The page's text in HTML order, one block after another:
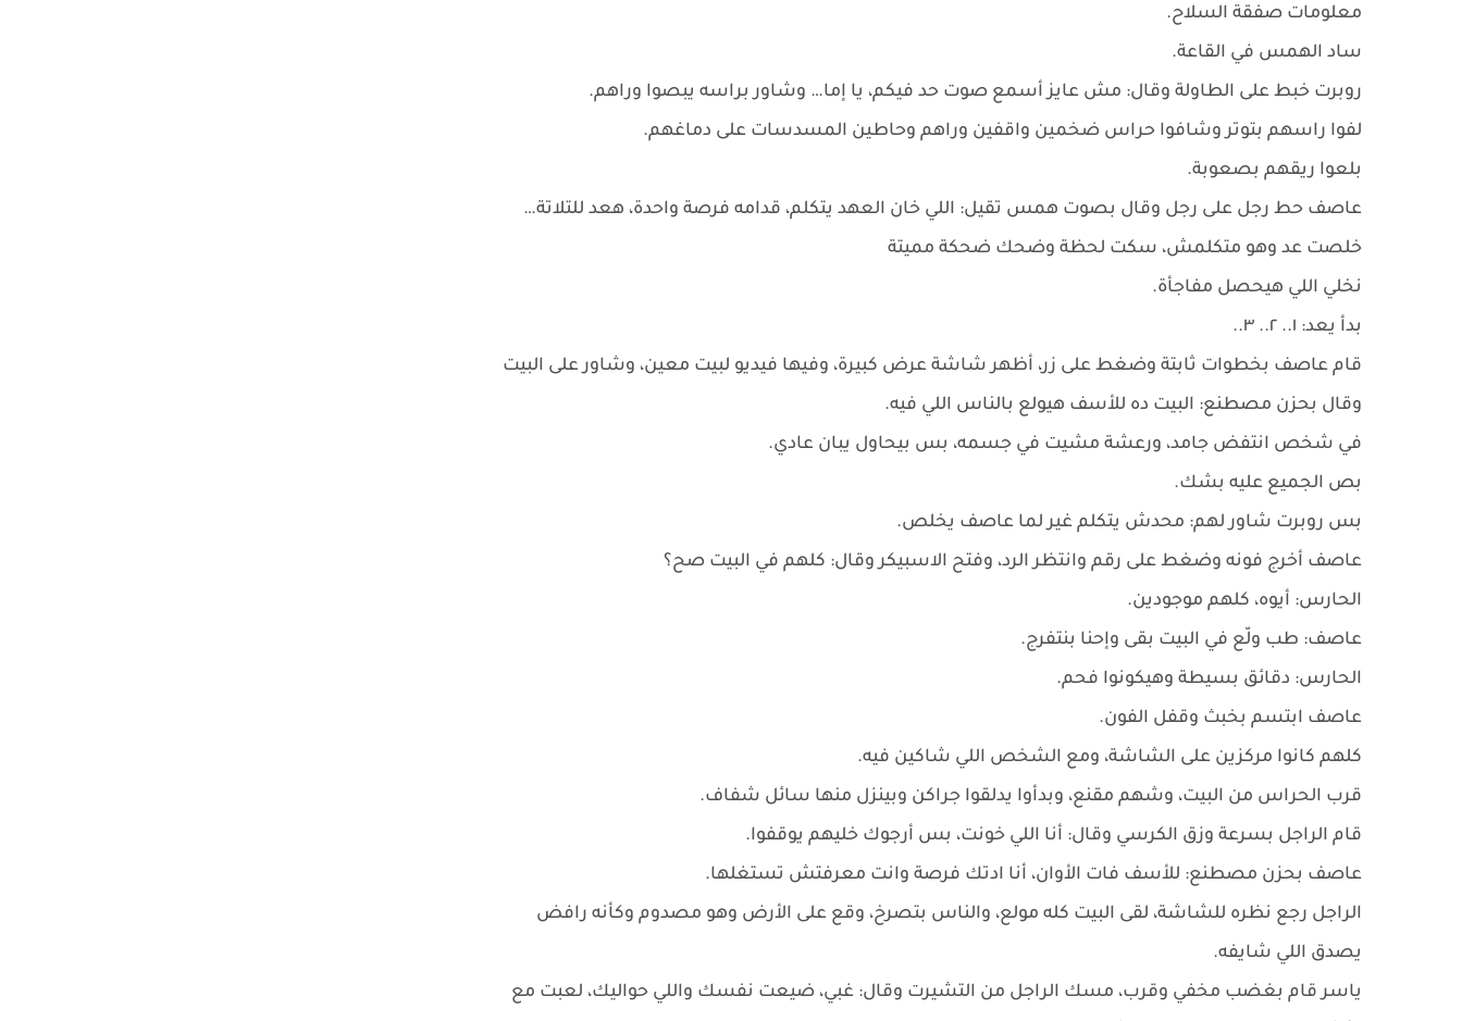
معلومات صفقة السلاح.
ساد الهمس في القاعة.
روبرت خبط على الطاولة وقال: مش عايز أسمع صوت حد فيكم، يا إما… وشاور براسه يبصوا وراهم.
لفوا راسهم بتوتر وشافوا حراس ضخمين واقفين وراهم وحاطين المسدسات على دماغهم.
بلعوا ريقهم بصعوبة.
عاصف حط رجل على رجل وقال بصوت همس تقيل: اللي خان العهد يتكلم، قدامه فرصة واحدة، هعد للتلاتة…
خلصت عد وهو متكلمش، سكت لحظة وضحك ضحكة مميتة
نخلي اللي هيحصل مفاجأة.
بدأ يعد: ١.. ٢.. ٣..
قام عاصف بخطوات ثابتة وضغط على زر، أظهر شاشة عرض كبيرة، وفيها فيديو لبيت معين، وشاور على البيت
وقال بحزن مصطنع: البيت ده للأسف هيولع بالناس اللي فيه.
في شخص انتفض جامد، ورعشة مشيت في جسمه، بس بيحاول يبان عادي.
بص الجميع عليه بشك.
بس روبرت شاور لهم: محدش يتكلم غير لما عاصف يخلص.
عاصف أخرج فونه وضغط على رقم وانتظر الرد، وفتح الاسبيكر وقال: كلهم في البيت صح؟
الحارس: أيوه، كلهم موجودين.
عاصف: طب ولّع في البيت بقى وإحنا بنتفرج.
الحارس: دقائق بسيطة وهيكونوا فحم.
عاصف ابتسم بخبث وقفل الفون.
كلهم كانوا مركزين على الشاشة، ومع الشخص اللي شاكين فيه.
قرب الحراس من البيت، وشهم مقنع، وبدأوا يدلقوا جراكن وبينزل منها سائل شفاف.
قام الراجل بسرعة وزق الكرسي وقال: أنا اللي خونت، بس أرجوك خليهم يوقفوا.
عاصف بحزن مصطنع: للأسف فات الأوان، أنا ادتك فرصة وانت معرفتش تستغلها.
الراجل رجع نظره للشاشة، لقى البيت كله مولع، والناس بتصرخ، وقع على الأرض وهو مصدوم وكأنه رافض
يصدق اللي شايفه.
ياسر قام بغضب مخفي وقرب، مسك الراجل من التشيرت وقال: غبي، ضيعت نفسك واللي حواليك، لعبت مع